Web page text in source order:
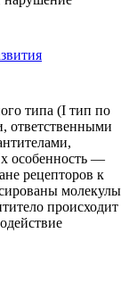
типа (I тип по
ответственными
особенность —
рецепторов к
молекулы
происходит